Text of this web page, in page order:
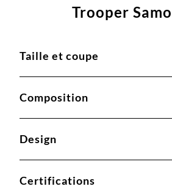
Trooper
Taille et coupe
Composition
Design
Certifications